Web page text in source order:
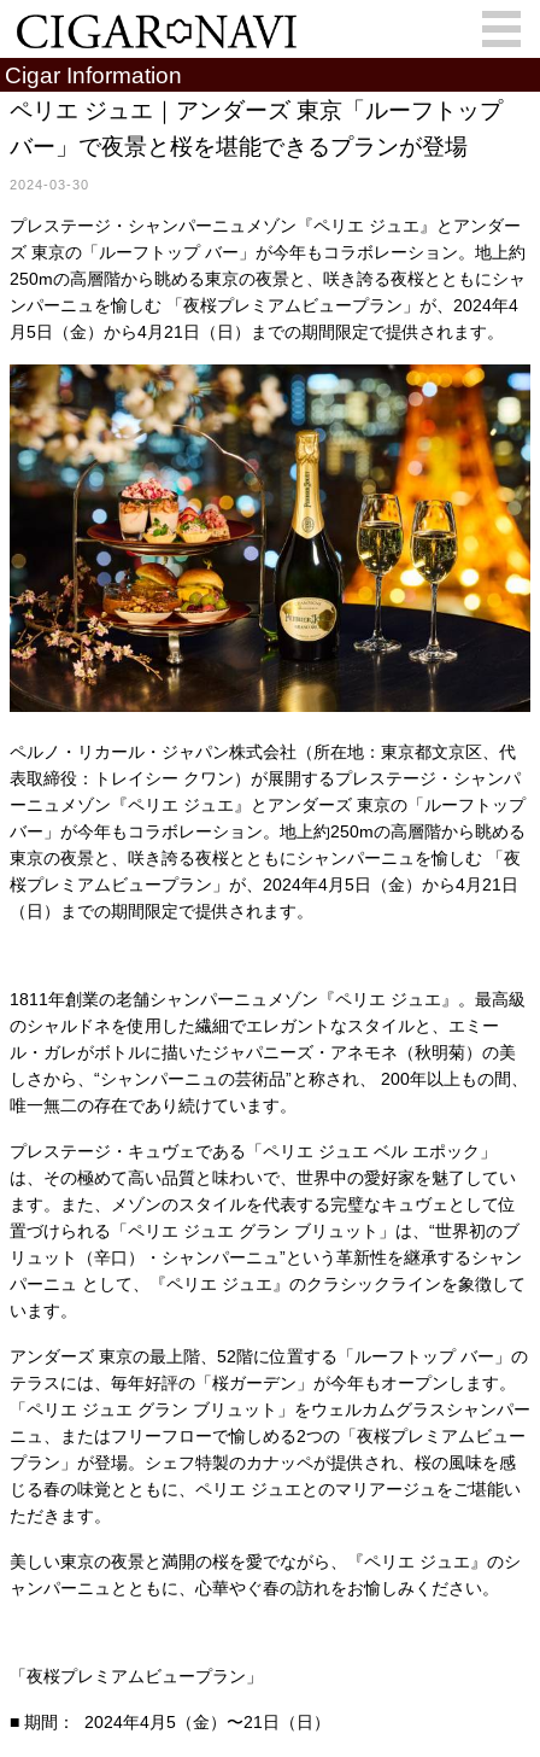
会員登録 お問い合わせ サインイン
Cigar Information Cigar Column
Memorandum 葉巻人
Cigar Map
Cigar Information
ペリエ ジュエ｜アンダーズ 東京「ルーフトップ
バー」で夜景と桜を堪能できるプランが登場
2024-03-30
プレステージ・シャンパーニュメゾン『ペリエ ジュエ』とアンダー
ズ 東京の「ルーフトップ バー」が今年もコラボレーション。地上約
250mの高層階から眺める東京の夜景と、咲き誇る夜桜とともにシャ
ンパーニュを愉しむ 「夜桜プレミアムビュープラン」が、2024年4
月5日（金）から4月21日（日）までの期間限定で提供されます。
ペルノ・リカール・ジャパン株式会社（所在地：東京都文京区、代
表取締役：トレイシー クワン）が展開するプレステージ・シャンパ
ーニュメゾン『ペリエ ジュエ』とアンダーズ 東京の「ルーフトップ
バー」が今年もコラボレーション。地上約250mの高層階から眺める
東京の夜景と、咲き誇る夜桜とともにシャンパーニュを愉しむ 「夜
桜プレミアムビュープラン」が、2024年4月5日（金）から4月21日
（日）までの期間限定で提供されます。
1811年創業の老舗シャンパーニュメゾン『ペリエ ジュエ』。最高級
のシャルドネを使用した繊細でエレガントなスタイルと、エミー
ル・ガレがボトルに描いたジャパニーズ・アネモネ（秋明菊）の美
しさから、“シャンパーニュの芸術品”と称され、 200年以上もの間、
唯一無二の存在であり続けています。
プレステージ・キュヴェである「ペリエ ジュエ ベル エポック」
は、その極めて高い品質と味わいで、世界中の愛好家を魅了してい
ます。また、メゾンのスタイルを代表する完璧なキュヴェとして位
置づけられる「ペリエ ジュエ グラン ブリュット」は、“世界初のブ
リュット（辛口）・シャンパーニュ”という革新性を継承するシャン
パーニュ として、『ペリエ ジュエ』のクラシックラインを象徴して
います。
アンダーズ 東京の最上階、52階に位置する「ルーフトップ バー」の
テラスには、毎年好評の「桜ガーデン」が今年もオープンします。
「ペリエ ジュエ グラン ブリュット」をウェルカムグラスシャンパー
ニュ、またはフリーフローで愉しめる2つの「夜桜プレミアムビュー
プラン」が登場。シェフ特製のカナッペが提供され、桜の風味を感
じる春の味覚とともに、ペリエ ジュエとのマリアージュをご堪能い
ただきます。
美しい東京の夜景と満開の桜を愛でながら、『ペリエ ジュエ』のシ
ャンパーニュとともに、心華やぐ春の訪れをお愉しみください。
「夜桜プレミアムビュープラン」
■ 期間： 2024年4月5（金）〜21日（日）